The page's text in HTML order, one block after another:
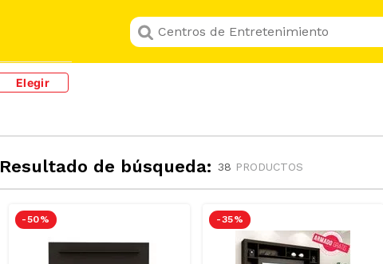
¿Que buscas hoy?
Elegir
Resultado de búsqueda: 38 PRODUCTOS
-50 % -35 %